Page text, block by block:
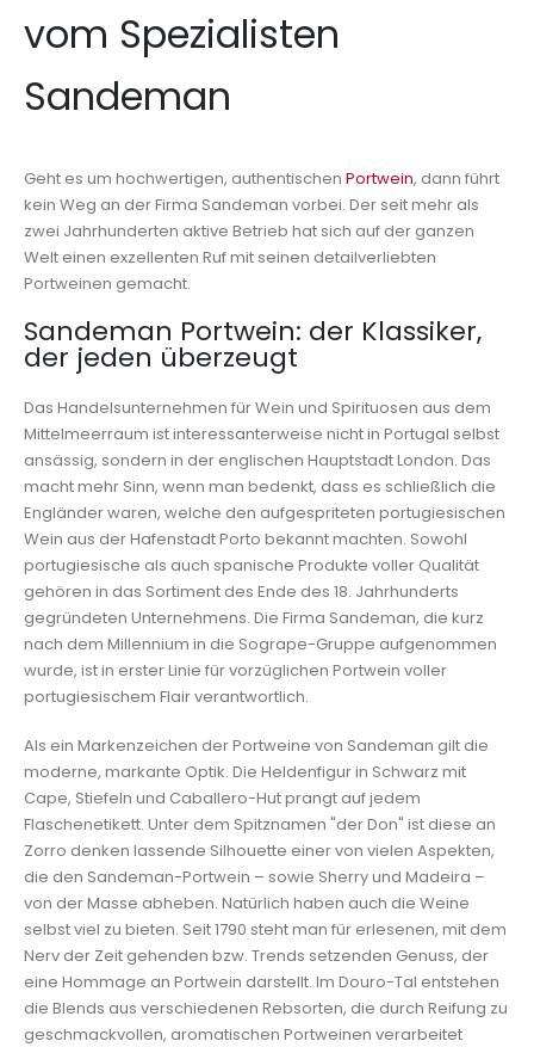
vom Spezialisten
Sandeman
Geht es um hochwertigen, authentischen Portwein, dann führt
kein Weg an der Firma Sandeman vorbei. Der seit mehr als
zwei Jahrhunderten aktive Betrieb hat sich auf der ganzen
Welt einen exzellenten Ruf mit seinen detailverliebten
Portweinen gemacht.
Sandeman Portwein: der Klassiker,
der jeden überzeugt
Das Handelsunternehmen für Wein und Spirituosen aus dem
Mittelmeerraum ist interessanterweise nicht in Portugal selbst
ansässig, sondern in der englischen Hauptstadt London. Das
macht mehr Sinn, wenn man bedenkt, dass es schließlich die
Engländer waren, welche den aufgespriteten portugiesischen
Wein aus der Hafenstadt Porto bekannt machten. Sowohl
portugiesische als auch spanische Produkte voller Qualität
gehören in das Sortiment des Ende des 18. Jahrhunderts
gegründeten Unternehmens. Die Firma Sandeman, die kurz
nach dem Millennium in die Sogrape-Gruppe aufgenommen
wurde, ist in erster Linie für vorzüglichen Portwein voller
portugiesischem Flair verantwortlich.
Als ein Markenzeichen der Portweine von Sandeman gilt die
moderne, markante Optik. Die Heldenfigur in Schwarz mit
Cape, Stiefeln und Caballero-Hut prangt auf jedem
Flaschenetikett. Unter dem Spitznamen "der Don" ist diese an
Zorro denken lassende Silhouette einer von vielen Aspekten,
die den Sandeman-Portwein – sowie Sherry und Madeira –
von der Masse abheben. Natürlich haben auch die Weine
selbst viel zu bieten. Seit 1790 steht man für erlesenen, mit dem
Nerv der Zeit gehenden bzw. Trends setzenden Genuss, der
eine Hommage an Portwein darstellt. Im Douro-Tal entstehen
die Blends aus verschiedenen Rebsorten, die durch Reifung zu
geschmackvollen, aromatischen Portweinen verarbeitet